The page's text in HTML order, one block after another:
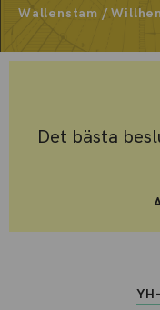
Wallenstam /
Det bästa